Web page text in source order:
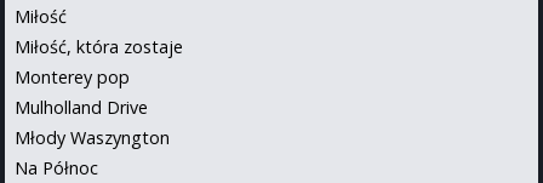
Miłość
Miłość, która zostaje
Monterey pop
Mulholland Drive
Młody Waszyngton
Na Północ